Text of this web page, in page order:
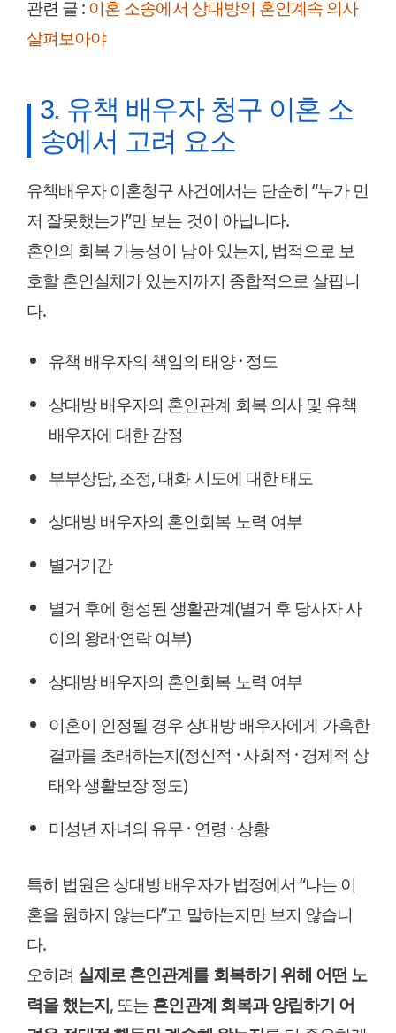
관련 글 :이혼 소송에서 상대방의 혼인계속 의사
살펴보아야
3. 유책 배우자 청구 이혼 소
송에서 고려 요소
유책배우자 이혼청구 사건에서는 단순히 “누가 먼
저 잘못했는가”만 보는 것이 아닙니다.
혼인의 회복 가능성이 남아 있는지, 법적으로 보
호할 혼인실체가 있는지까지 종합적으로 살핍니
다.
유책 배우자의 책임의 태양 · 정도
상대방 배우자의 혼인관계 회복 의사 및 유책
배우자에 대한 감정
부부상담, 조정, 대화 시도에 대한 태도
상대방 배우자의 혼인회복 노력 여부
별거기간
별거 후에 형성된 생활관계(별거 후 당사자 사
이의 왕래·연락 여부)
상대방 배우자의 혼인회복 노력 여부
이혼이 인정될 경우 상대방 배우자에게 가혹한
결과를 초래하는지(정신적 · 사회적 · 경제적 상
태와 생활보장 정도)
미성년 자녀의 유무 · 연령 · 상황
특히 법원은 상대방 배우자가 법정에서 “나는 이
혼을 원하지 않는다”고 말하는지만 보지 않습니
다.
오히려 실제로 혼인관계를 회복하기 위해 어떤 노
력을 했는지, 또는혼인관계 회복과 양립하기 어